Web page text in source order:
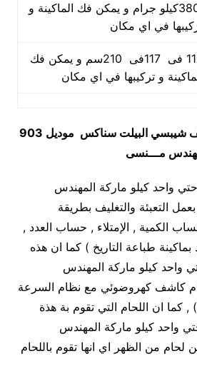
380كيلو جرام و يمكن فك الماكينة و
في اي مكان
112 فى 117فى 210سم و يمكن فك
و تركيبها في اي مكان
شيبسي البيلت سناكس
موديل 903
مـــنسى
ان ماكينة موديل 903 حتي واحد كيلو ماركة المهندس
التعبئة والتغليف بطريقة
الكمية , الإمتلاء , حساب العدد ,
طباعة التاريخ ) كما ان هذه
موديل 903 حتي واحد كيلو ماركة المهندس
كاشف كهروضوئي مع نظام السرعة
كما ان اللحام التي تقوم بة هذة
موديل 903 حتي واحد كيلو ماركة المهندس
لحام من الظهر اي انها تقوم باللحام